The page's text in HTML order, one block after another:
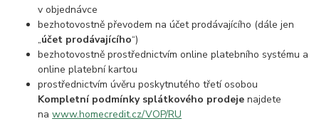
v objednávce
bezhotovostně převodem na účet prodávajícího (dále jen
„účet prodávajícího“)
bezhotovostně prostřednictvím online platebního systému a
online platební kartou
prostřednictvím úvěru poskytnutého třetí osobou
Kompletní podmínky splátkového prodeje najdete
nawww.homecredit.cz/VOP/RU